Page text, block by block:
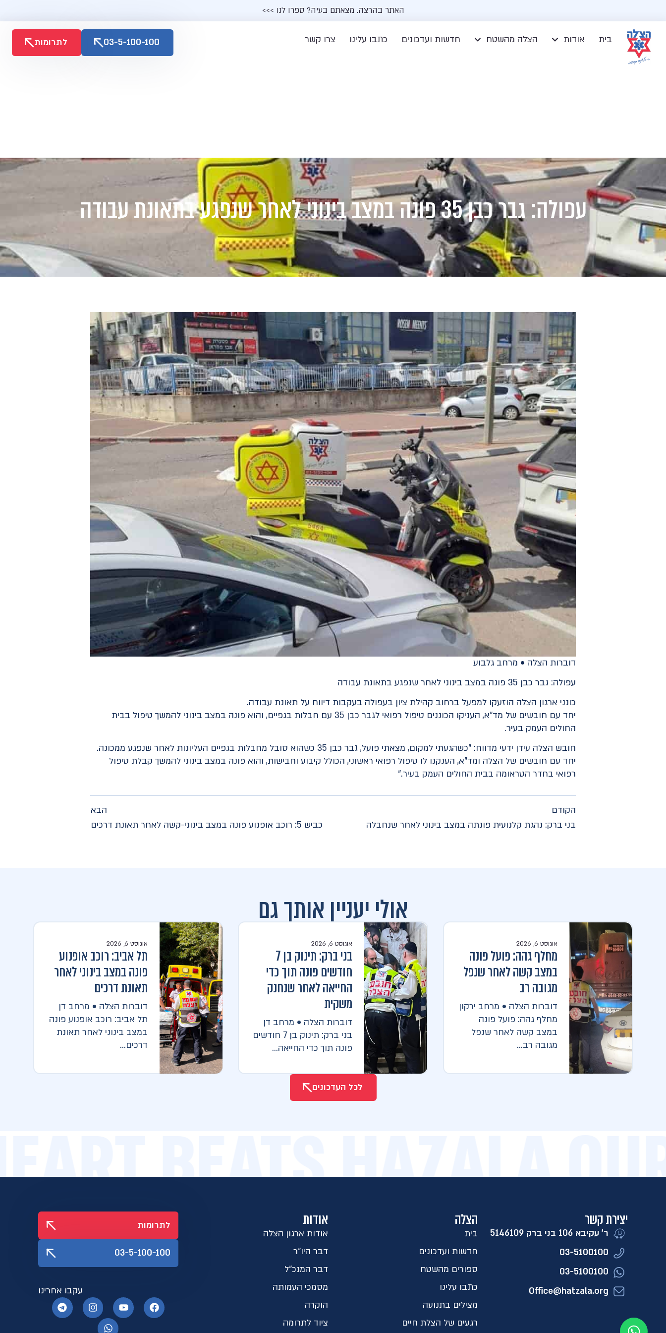
האתר בהרצה. מצאתם בעיה? ספרו לנו >>>
בית אודות הצלה מהשטח חדשות ועדכונים כתבו עלינו צרו קשר 03-5-100-100 לתרומות
עפולה: גבר כבן 35 פונה במצב בינוני לאחר שנפגע בתאונת עבודה
דוברות הצלה • מרחב גלבוע
עפולה: גבר כבן 35 פונה במצב בינוני לאחר שנפגע בתאונת עבודה
כונני ארגון הצלה הוזעקו למפעל ברחוב קהילת ציון בעפולה בעקבות דיווח על תאונת עבודה.
יחד עם חובשים של מד"א, העניקו הכוננים טיפול רפואי לגבר כבן 35 עם חבלות בגפיים, והוא פונה במצב בינוני להמשך טיפול בבית
החולים העמק בעיר.
חובש הצלה עידן ידעי מדווח: "כשהגעתי למקום, מצאתי פועל, גבר כבן 35 כשהוא סובל מחבלות בגפיים העליונות לאחר שנפגע ממכונה.
יחד עם חובשים של הצלה ומד"א, הענקנו לו טיפול רפואי ראשוני, הכולל קיבוע וחבישות, והוא פונה במצב בינוני להמשך קבלת טיפול
רפואי בחדר הטראומה בבית החולים העמק בעיר."
הקודם
בני ברק: נהגת קלנועית פונתה במצב בינוני לאחר שנחבלה
הבא
כביש 5: רוכב אופנוע פונה במצב בינוני-קשה לאחר תאונת דרכים
אולי יעניין אותך גם
אוגוסט 6, 2026
מחלף גהה: פועל פונה
במצב קשה לאחר שנפל
מגובה רב
דוברות הצלה • מרחב ירקון
מחלף גהה: פועל פונה
במצב קשה לאחר שנפל
מגובה רב...
אוגוסט 6, 2026
בני ברק: תינוק בן 7
חודשים פונה תוך כדי
החייאה לאחר שנחנק
משקית
דוברות הצלה • מרחב דן
בני ברק: תינוק בן 7 חודשים
פונה תוך כדי החייאה...
אוגוסט 6, 2026
תל אביב: רוכב אופנוע
פונה במצב בינוני לאחר
תאונת דרכים
דוברות הצלה • מרחב דן
תל אביב: רוכב אופנוע פונה
במצב בינוני לאחר תאונת
דרכים...
לכל העדכונים
BEATS HAZALA
יצירת קשר
ר' עקיבא 106 בני ברק 5146109​
03-5100100
03-5100100
Office@hatzala.org
הצלה
בית
חדשות ועדכונים
ספורים מהשטח
כתבו עלינו
מצילים בתנועה
רגעים של הצלת חיים
אודות
אודות ארגון הצלה
דבר היו"ר
דבר המנכ"ל
מסמכי העמותה
הוקרה
ציוד לתרומה
לתרומות
03-5-100-100
עקבו אחרינו